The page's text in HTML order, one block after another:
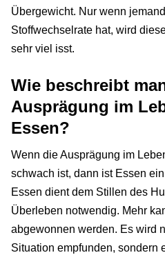
Übergewicht. Nur wenn
Stoffwechselrate hat, wird
sehr viel isst.
Wie beschreibt
Ausprägung im
Essen?
Wenn die Ausprägung im
schwach ist, dann ist Essen
Essen dient dem Stillen des
Überleben notwendig. Mehr
abgewonnen werden. Es wird
Situation empfunden, sondern